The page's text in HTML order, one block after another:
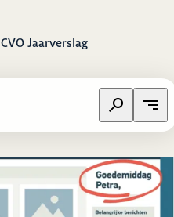
CVO Jaarverslag
Zoeken op